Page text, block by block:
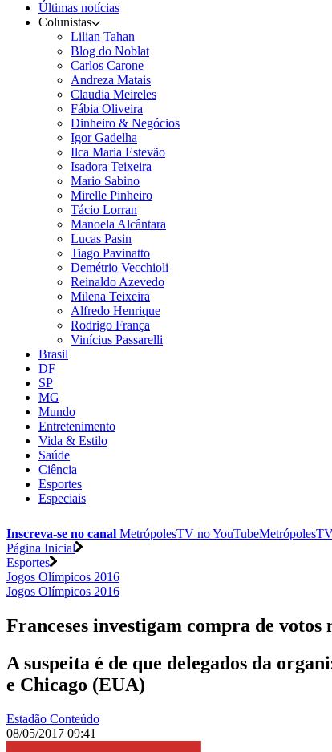
Últimas notícias
Colunistas
Lilian Tahan
Blog do Noblat
Carlos Carone
Andreza Matais
Claudia Meireles
Fábia Oliveira
Dinheiro & Negócios
Igor Gadelha
Ilca Maria Estevão
Isadora Teixeira
Mario Sabino
Mirelle Pinheiro
Tácio Lorran
Manoela Alcântara
Lucas Pasin
Tiago Pavinatto
Demétrio Vecchioli
Reinaldo Azevedo
Milena Teixeira
Alfredo Henrique
Rodrigo França
Vinícius Passarelli
Brasil
DF
SP
MG
Mundo
Entretenimento
Vida & Estilo
Saúde
Ciência
Esportes
Especiais
Inscreva-se no canal MetrópolesTV noYouTube
Página Inicial
Esportes
Jogos Olímpicos 2016
Jogos Olímpicos 2016
Franceses investigam compra de votos
A suspeita é de que delegados da
e Chicago (EUA)
Estadão Conteúdo
08/05/2017 09:41